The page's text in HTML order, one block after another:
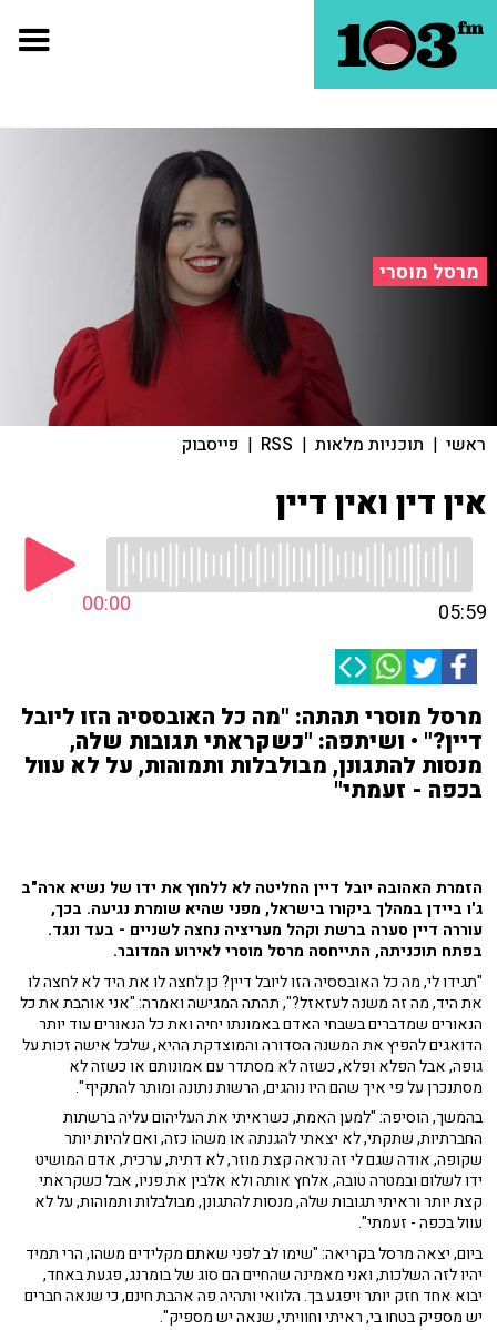
מרסל מוסרי
ראשי | תוכניות מלאות |
RSS
| פייסבוק
אין דין ואין דיין
00:00 05:59
מרסל מוסרי תהתה: "מה כל האובססיה הזו ליובל
דיין?" • ושיתפה: "כשקראתי תגובות שלה,
מנסות להתגונן, מבולבלות ותמוהות, על לא עוול
בכפה - זעמתי"
הזמרת האהובה יובל דיין החליטה לא ללחוץ את ידו של נשיא ארה"ב
ג'ו ביידן במהלך ביקורו בישראל, מפני שהיא שומרת נגיעה. בכך,
עוררה דיין סערה ברשת וקהל מעריציה נחצה לשניים - בעד ונגד.
בפתח תוכניתה, התייחסה מרסל מוסרי לאירוע המדובר.
"תגידו לי, מה כל האובססיה הזו ליובל דיין? כן לחצה לו את היד לא לחצה לו
את היד, מה זה משנה לעזאזל?", תהתה המגישה ואמרה: "אני אוהבת את כל
הנאורים שמדברים בשבחי האדם באמונתו יחיה ואת כל הנאורים עוד יותר
הדואגים להפיץ את המשנה הסדורה והמוצדקת ההיא, שלכל אישה זכות על
גופה, אבל הפלא ופלא, כשזה לא מסתדר עם אמונותם או כשזה לא
מסתנכרן על פי איך שהם היו נוהגים, הרשות נתונה ומותר להתקיף".
בהמשך, הוסיפה: "למען האמת, כשראיתי את העליהום עליה ברשתות
החברתיות, שתקתי, לא יצאתי להגנתה או משהו כזה, ואם להיות יותר
שקופה, אודה שגם לי זה נראה קצת מוזר, לא דתית, ערכית, אדם המושיט
ידו לשלום ובמטרה טובה, אלחץ אותה ולא אלבין את פניו, אבל כשקראתי
קצת יותר וראיתי תגובות שלה, מנסות להתגונן, מבולבלות ותמוהות, על לא
עוול בכפה - זעמתי".
ביום, יצאה מרסל בקריאה: "שימו לב לפני שאתם מקלידים משהו, הרי תמיד
יהיו לזה השלכות, ואני מאמינה שהחיים הם סוג של בומרנג, פגעת באחד,
יבוא אחד חזק יותר ויפגע בך. הלוואי ותהיה פה אהבת חינם, כי שנאה חברים
יש מספיק בטחו בי, ראיתי וחוויתי, שנאה יש מספיק".